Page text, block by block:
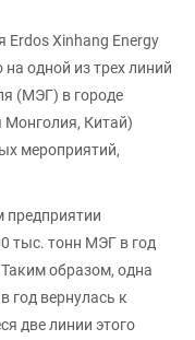
Erdos Xinhang Energу
одной из трех линий
(МЭГ) в городе
Монголия, Китай)
мероприятий,
предприятии
тыс. тонн МЭГ в год
образом, одна
год вернулась к
две линии этого